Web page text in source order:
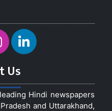
Us
Hindi newspapers
and Uttarakhand,